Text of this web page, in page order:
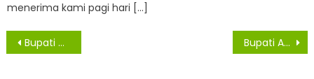
menerima kami pagi hari […]
Navigasi
Bupati Asahan Motivasi Warga Desa Ledong Timur Untuk Tingkatkan Status Mushola Nurul Iman Menjadi Masjid Bupati Asahan Silaturahmi Dengan Masyarakat Desa Aek Bange